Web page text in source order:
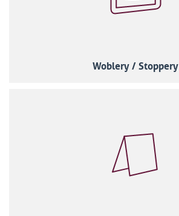
Woblery / Stoppery